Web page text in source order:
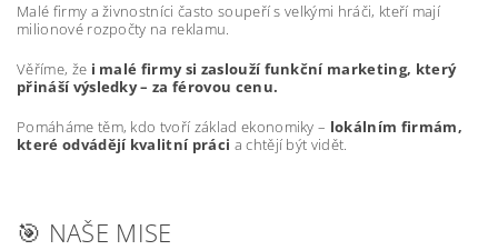
Malé firmy a živnostníci často soupeří s velkými hráči, kteří mají
milionové rozpočty na reklamu.
Věříme, že i malé firmy si zaslouží funkční marketing, který
přináší výsledky – za férovou cenu.
Pomáháme těm, kdo tvoří základ ekonomiky – lokálním firmám,
které odvádějí kvalitní práci a chtějí být vidět.
🎯 NAŠE MISE